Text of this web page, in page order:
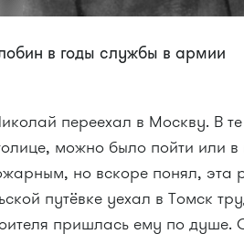
в годы службы в армии
переехал в Москву. В
можно было пойти или
но вскоре понял, эта
путёвке уехал в Томск
пришлась ему по душе.